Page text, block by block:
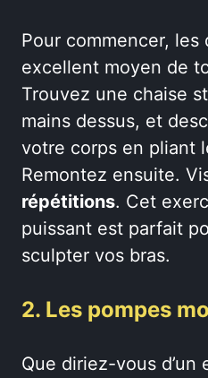
Pour commencer, les
excellent moyen de
Trouvez une chaise
mains dessus, et
votre corps en pliant
Remontez ensuite.
répétitions. Cet
puissant est parfait
sculpter vos bras.
2. Les pompes
Que diriez-vous d’un